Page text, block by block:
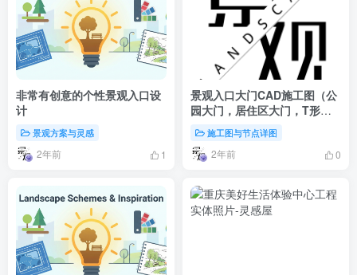
非常有创意的个性景观入口设
计
景观方案与灵感
2年前 1
景观入口大门CAD施工图（公
园大门，居住区大门，T形舞
台等一共46套）
施工图与节点详图
2年前 0